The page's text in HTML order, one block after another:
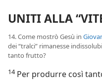
UNITI ALLA
14. Come mostrò Gesù in
dei “tralci” rimanesse
tanto frutto?
14Per produrre così